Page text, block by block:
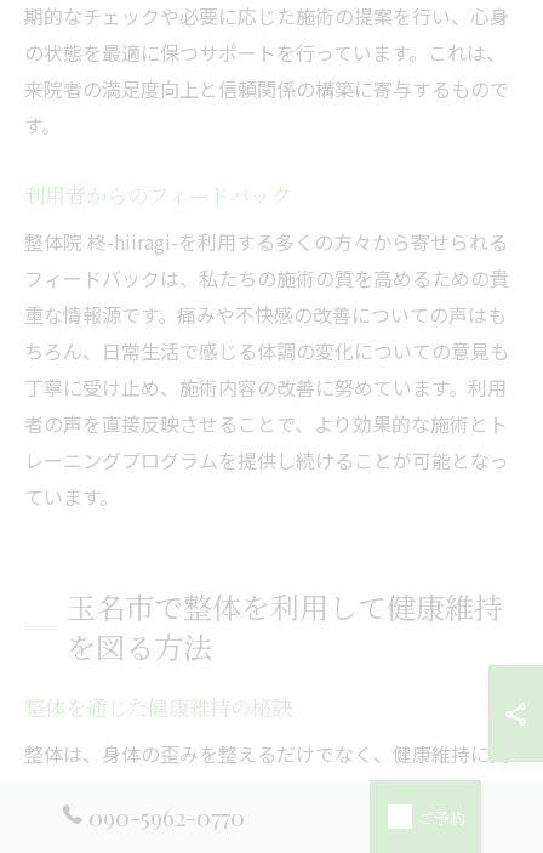
期的なチェックや必要に応じた施術の提案を行い、心身
の状態を最適に保つサポートを行っています。これは、
来院者の満足度向上と信頼関係の構築に寄与するもので
す。
利用者からのフィードバック
整体院 柊-hiiragi-を利用する多くの方々から寄せられる
フィードバックは、私たちの施術の質を高めるための貴
重な情報源です。痛みや不快感の改善についての声はも
ちろん、日常生活で感じる体調の変化についての意見も
丁寧に受け止め、施術内容の改善に努めています。利用
者の声を直接反映させることで、より効果的な施術とト
レーニングプログラムを提供し続けることが可能となっ
ています。
玉名市で整体を利用して健康維持
を図る方法
整体を通じた健康維持の秘訣
整体は、身体の歪みを整えるだけでなく、健康維持に欠
かせない秘訣を提供します。熊本県玉名市の整体院 柊-
hiiragi-では、姿勢改善を通じて全身のバランスを整える
090-5962-0770 ご予約